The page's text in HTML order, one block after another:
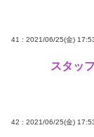
41 : 2021/06/25(金)
スタッ
42 : 2021/06/25(金)